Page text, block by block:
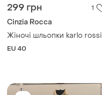
299 грн 1
Cinzia Rocca
Жіночі шльопки karlo rossi
EU 40